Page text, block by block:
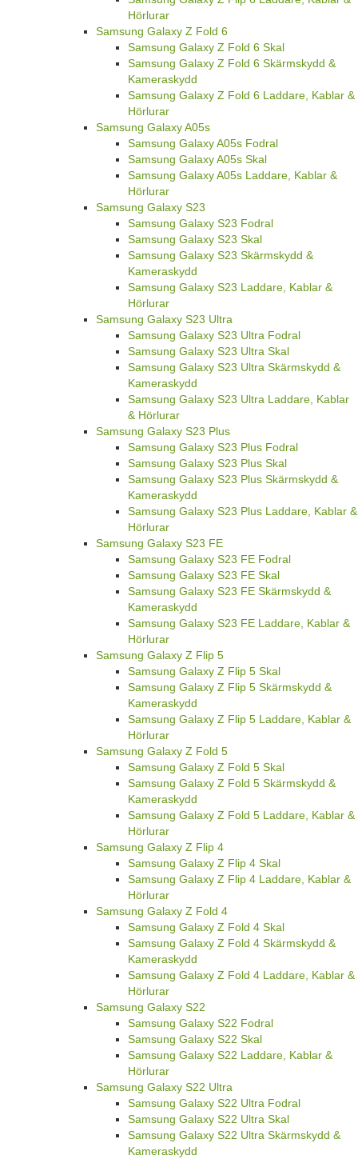
Hörlurar
Samsung Galaxy Z Fold 6
Samsung Galaxy Z Fold 6 Skal
Samsung Galaxy Z Fold 6 Skärmskydd &
Kameraskydd
Samsung Galaxy Z Fold 6 Laddare, Kablar &
Hörlurar
Samsung Galaxy A05s
Samsung Galaxy A05s Fodral
Samsung Galaxy A05s Skal
Samsung Galaxy A05s Laddare, Kablar &
Hörlurar
Samsung Galaxy S23
Samsung Galaxy S23 Fodral
Samsung Galaxy S23 Skal
Samsung Galaxy S23 Skärmskydd &
Kameraskydd
Samsung Galaxy S23 Laddare, Kablar &
Hörlurar
Samsung Galaxy S23 Ultra
Samsung Galaxy S23 Ultra Fodral
Samsung Galaxy S23 Ultra Skal
Samsung Galaxy S23 Ultra Skärmskydd &
Kameraskydd
Samsung Galaxy S23 Ultra Laddare, Kablar
& Hörlurar
Samsung Galaxy S23 Plus
Samsung Galaxy S23 Plus Fodral
Samsung Galaxy S23 Plus Skal
Samsung Galaxy S23 Plus Skärmskydd &
Kameraskydd
Samsung Galaxy S23 Plus Laddare, Kablar &
Hörlurar
Samsung Galaxy S23 FE
Samsung Galaxy S23 FE Fodral
Samsung Galaxy S23 FE Skal
Samsung Galaxy S23 FE Skärmskydd &
Kameraskydd
Samsung Galaxy S23 FE Laddare, Kablar &
Hörlurar
Samsung Galaxy Z Flip 5
Samsung Galaxy Z Flip 5 Skal
Samsung Galaxy Z Flip 5 Skärmskydd &
Kameraskydd
Samsung Galaxy Z Flip 5 Laddare, Kablar &
Hörlurar
Samsung Galaxy Z Fold 5
Samsung Galaxy Z Fold 5 Skal
Samsung Galaxy Z Fold 5 Skärmskydd &
Kameraskydd
Samsung Galaxy Z Fold 5 Laddare, Kablar &
Hörlurar
Samsung Galaxy Z Flip 4
Samsung Galaxy Z Flip 4 Skal
Samsung Galaxy Z Flip 4 Laddare, Kablar &
Hörlurar
Samsung Galaxy Z Fold 4
Samsung Galaxy Z Fold 4 Skal
Samsung Galaxy Z Fold 4 Skärmskydd &
Kameraskydd
Samsung Galaxy Z Fold 4 Laddare, Kablar &
Hörlurar
Samsung Galaxy S22
Samsung Galaxy S22 Fodral
Samsung Galaxy S22 Skal
Samsung Galaxy S22 Laddare, Kablar &
Hörlurar
Samsung Galaxy S22 Ultra
Samsung Galaxy S22 Ultra Fodral
Samsung Galaxy S22 Ultra Skal
Samsung Galaxy S22 Ultra Skärmskydd &
Kameraskydd